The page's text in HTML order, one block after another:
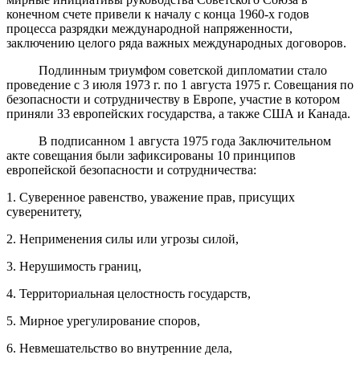
конечном счете привели к началу с конца 1960-х годов
процесса разрядки международной напряженности,
заключению целого ряда важных международных договоров.
Подлинным триумфом советской дипломатии стало
проведение с 3 июля 1973 г. по 1 августа 1975 г. Совещания по
безопасности и сотрудничеству в Европе, участие в котором
приняли 33 европейских государства, а также США и Канада.
В подписанном 1 августа 1975 года Заключительном
акте совещания были зафиксированы 10 принципов
европейской безопасности и сотрудничества:
1. Суверенное равенство, уважение прав, присущих
суверенитету,
2. Неприменения силы или угрозы силой,
3. Нерушимость границ,
4. Территориальная целостность государств,
5. Мирное урегулирование споров,
6. Невмешательство во внутренние дела,